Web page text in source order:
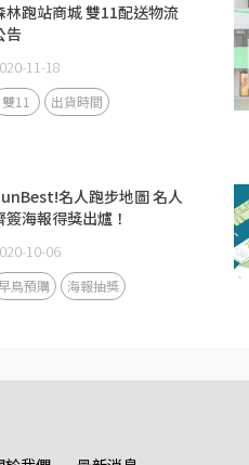
林跑站商城 雙11配送物流
告
11-18
雙11 出貨時間
名人跑步地圖 名人
簽海報得獎出爐！
10-06
早鳥預購 海報抽獎